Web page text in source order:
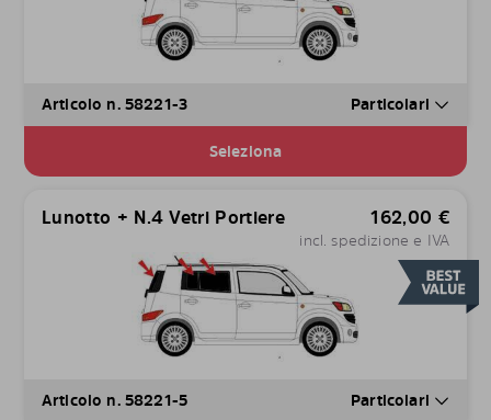
Articolo n. 58221-3 Particolari
Seleziona
Lunotto + N.4 Vetri Portiere 162,00 €
incl. spedizione e IVA
Articolo n. 58221-5 Particolari